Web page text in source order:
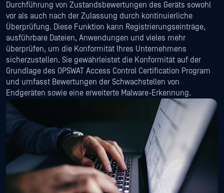
Durchführung von Zustandsbewertungen des Geräts sowohl
vor als auch nach der Zulassung durch kontinuierliche
Überprüfung. Diese Funktion kann Registrierungseinträge,
ausführbare Dateien, Anwendungen und vieles mehr
überprüfen, um die Konformität Ihres Unternehmens
sicherzustellen. Sie gewährleistet die Konformität auf der
Grundlage des OPSWAT Access Control Certification Program
und umfasst Bewertungen der Schwachstellen von
Endgeräten sowie eine erweiterte Malware-Erkennung.